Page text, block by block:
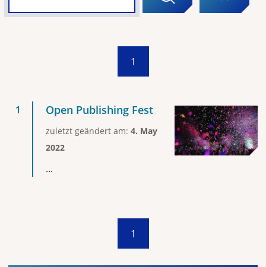
1
Open Publishing Fest
zuletzt geändert am: 4. May
2022
...
1